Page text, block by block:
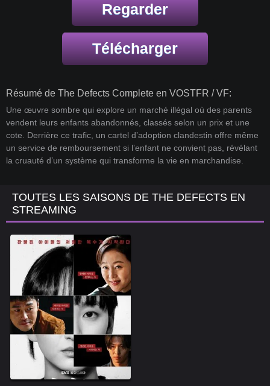
Regarder
Télécharger
Résumé de The Defects Complete en VOSTFR / VF:
Une œuvre sombre qui explore un marché illégal où des parents
vendent leurs enfants abandonnés, classés selon un prix et une
cote. Derrière ce trafic, un cartel d’adoption clandestin offre même
un service de remboursement si l’enfant ne convient pas, révélant
la cruauté d’un système qui transforme la vie en marchandise.
TOUTES LES SAISONS DE THE DEFECTS EN
STREAMING